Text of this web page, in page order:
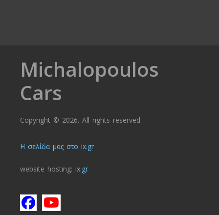
Michalopoulos
Cars
Copyright © 2026. All rights reserved.
Η σελίδα μας στο ix.gr
website hosting: ix.gr